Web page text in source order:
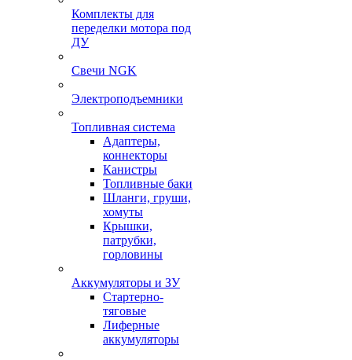
Комплекты для
переделки мотора под
ДУ
Свечи NGK
Электроподъемники
Топливная система
Адаптеры,
коннекторы
Канистры
Топливные баки
Шланги, груши,
хомуты
Крышки,
патрубки,
горловины
Аккумуляторы и ЗУ
Стартерно-
тяговые
Лиферные
аккумуляторы